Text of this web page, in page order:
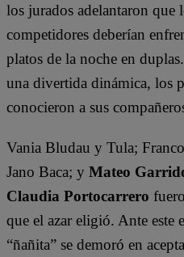
los jurados adelantaron que
competidores deberían
platos de la noche en
una divertida dinámica, los
conocieron a sus
Vania Bludau y Tula;
Jano Baca; y Mateo
Claudia Portocarrero
que el azar eligió. Ante este
“ñañita” se demoró en